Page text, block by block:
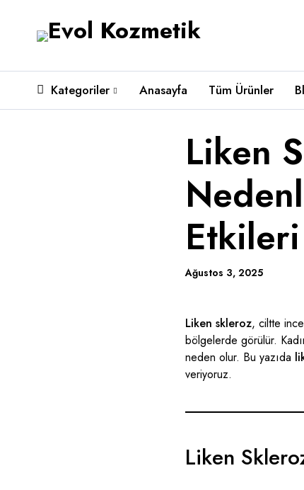
Kategoriler Anasayfa Tüm Ürünler
Liken
Etkileri
Ağustos 3, 2025
Liken skleroz, ciltte
bölgelerde görülür.
neden olur. Bu yazıda
veriyoruz.
Liken